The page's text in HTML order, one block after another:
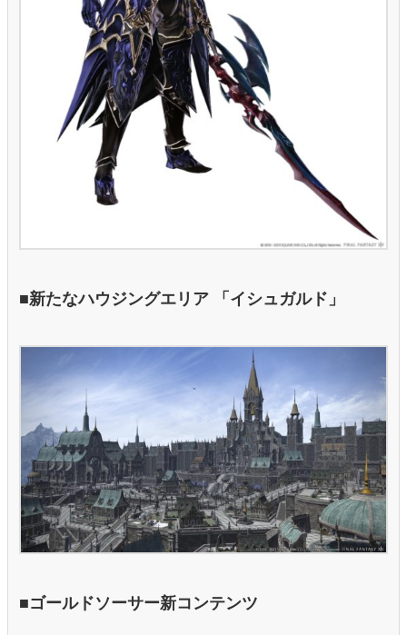
■新たなハウジングエリア 「イシュガルド」
■ゴールドソーサー新コンテンツ